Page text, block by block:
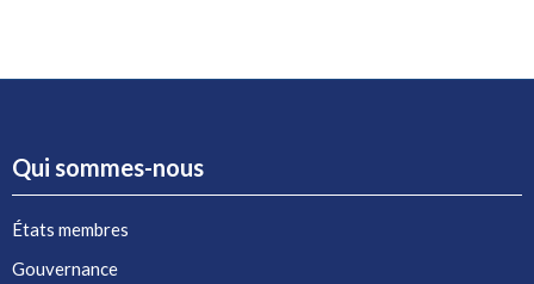
Qui sommes-nous
États membres
Gouvernance